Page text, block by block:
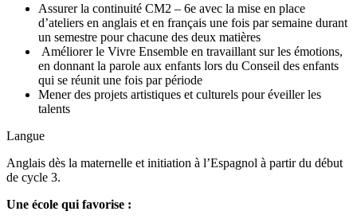
Assurer la continuité CM2 – 6e avec la mise en place
d’ateliers en anglais et en français une fois par semaine durant
un semestre pour chacune des deux matières
Améliorer le Vivre Ensemble en travaillant sur les émotions,
en donnant la parole aux enfants lors du Conseil des enfants
qui se réunit une fois par période
Mener des projets artistiques et culturels pour éveiller les
talents
Langue
Anglais dès la maternelle et initiation à l’Espagnol à partir du début
de cycle 3.
Une école qui favorise :